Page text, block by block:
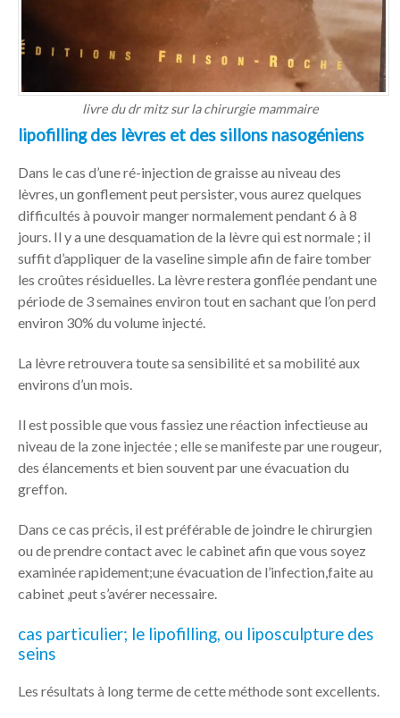
livre du dr mitz sur la chirurgie mammaire
lipofilling des lèvres et des sillons nasogéniens
Dans le cas d’une ré-injection de graisse au niveau des
lèvres, un gonflement peut persister, vous aurez quelques
difficultés à pouvoir manger normalement pendant 6 à 8
jours. Il y a une desquamation de la lèvre qui est normale ; il
suffit d’appliquer de la vaseline simple afin de faire tomber
les croûtes résiduelles. La lèvre restera gonflée pendant une
période de 3 semaines environ tout en sachant que l’on perd
environ 30% du volume injecté.
La lèvre retrouvera toute sa sensibilité et sa mobilité aux
environs d’un mois.
Il est possible que vous fassiez une réaction infectieuse au
niveau de la zone injectée ; elle se manifeste par une rougeur,
des élancements et bien souvent par une évacuation du
greffon.
Dans ce cas précis, il est préférable de joindre le chirurgien
ou de prendre contact avec le cabinet afin que vous soyez
examinée rapidement;une évacuation de l’infection,faite au
cabinet ,peut s’avérer necessaire.
cas particulier; le lipofilling, ou liposculpture des
seins
Les résultats à long terme de cette méthode sont excellents.